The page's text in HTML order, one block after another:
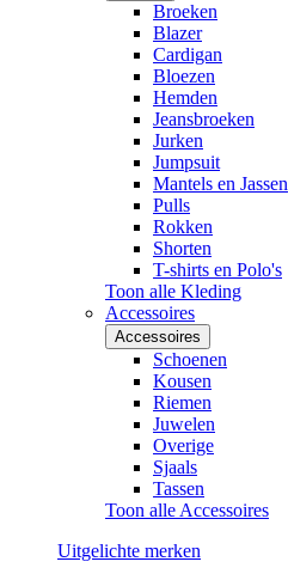
Broeken
Blazer
Cardigan
Bloezen
Hemden
Jeansbroeken
Jurken
Jumpsuit
Mantels en Jassen
Pulls
Rokken
Shorten
T-shirts en Polo's
Toon alle Kleding
Accessoires
Accessoires
Schoenen
Kousen
Riemen
Juwelen
Overige
Sjaals
Tassen
Toon alle Accessoires
Uitgelichte merken